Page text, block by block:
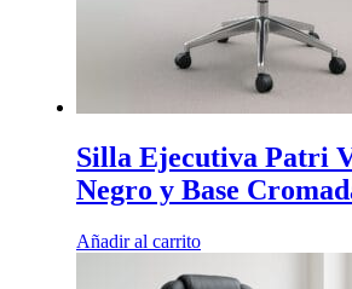
Silla Ejecutiva Patri
Negro y Base
Añadir al carrito